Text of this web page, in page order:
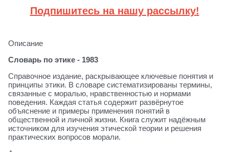
Подпишитесь на нашу рассылку!
Описание
Словарь по этике - 1983
Справочное издание, раскрывающее ключевые понятия и
принципы этики. В словаре систематизированы термины,
связанные с моралью, нравственностью и нормами
поведения. Каждая статья содержит развёрнутое
объяснение и примеры применения понятий в
общественной и личной жизни. Книга служит надёжным
источником для изучения этической теории и решения
практических вопросов морали.